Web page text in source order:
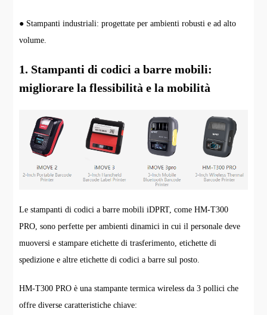
● Stampanti industriali: progettate per ambienti robusti e ad alto
volume.
1. Stampanti di codici a barre mobili:
migliorare la flessibilità e la mobilità
Le stampanti di codici a barre mobili iDPRT, come HM-T300
PRO, sono perfette per ambienti dinamici in cui il personale deve
muoversi e stampare etichette di trasferimento, etichette di
spedizione e altre etichette di codici a barre sul posto.
HM-T300 PRO è una stampante termica wireless da 3 pollici che
offre diverse caratteristiche chiave: